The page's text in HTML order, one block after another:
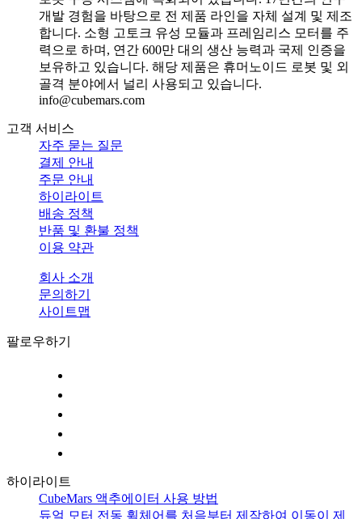
개발 경험을 바탕으로 전 제품 라인을 자체 설계 및 제조
합니다. 소형 고토크 유성 모듈과 프레임리스 모터를 주
력으로 하며, 연간 600만 대의 생산 능력과 국제 인증을
보유하고 있습니다. 해당 제품은 휴머노이드 로봇 및 외
골격 분야에서 널리 사용되고 있습니다.
info@cubemars.com
고객 서비스
자주 묻는 질문
결제 안내
주문 안내
하이라이트
배송 정책
반품 및 환불 정책
이용 약관
회사 소개
문의하기
사이트맵
팔로우하기
하이라이트
CubeMars 액추에이터 사용 방법
듀얼 모터 전동 휠체어를 처음부터 제작하여 이동이 제